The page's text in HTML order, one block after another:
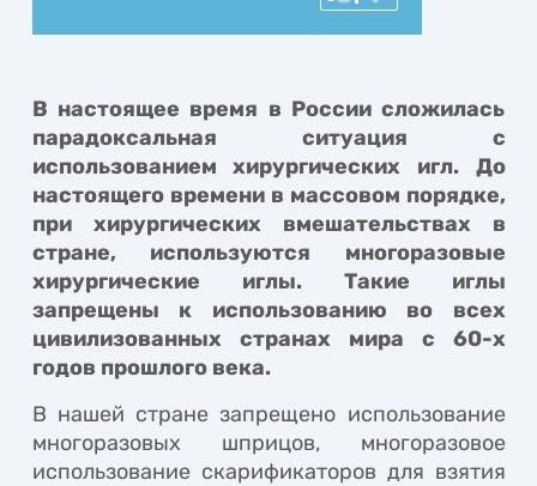
В настоящее время в России сложилась
парадоксальная ситуация с
использованием хирургических игл. До
настоящего времени в массовом порядке,
при хирургических вмешательствах в
стране, используются многоразовые
хирургические иглы. Такие иглы
запрещены к использованию во всех
цивилизованных странах мира с 60-х
годов прошлого века.
В нашей стране запрещено использование
многоразовых шприцов, многоразовое
использование скарификаторов для взятия